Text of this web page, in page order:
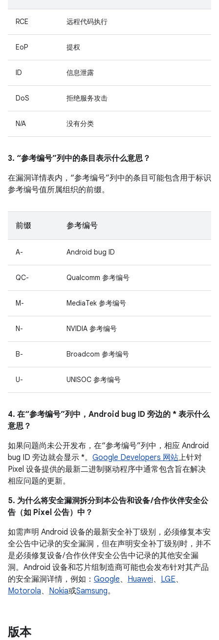
RCE 远程代码执行
EoP 提权
ID 信息泄露
DoS 拒绝服务攻击
N/A 没有分类
3. “参考编号”列中的条目表示什么意思？
在漏洞详情表内，“参考编号”列中的条目可能包含用于标识
参考编号值所属组织的前缀。
前缀 参考编号
A- Android bug ID
QC- Qualcomm 参考编号
M- MediaTek 参考编号
N- NVIDIA 参考编号
B- Broadcom 参考编号
U- UNISOC 参考编号
4. 在“参考编号”列中，Android bug ID 旁边的 * 表示什么
意思？
如果问题尚未公开发布，在“参考编号”列中，相应 Android
bug ID 旁边就会显示 *。 Google Developers 网站上针对
Pixel 设备提供的最新二进制驱动程序中通常包含旨在解决
相应问题的更新。
5. 为什么将安全漏洞拆分到本公告和设备 /合作伙伴安全公
告（如 Pixel 公告）中？
如需声明 Android 设备的最新安全补丁级别，必须修复本安
全公告中记录的安全漏洞，但在声明安全补丁级别时，并不
是必须修复设备/ 合作伙伴安全公告中记录的其他安全漏
洞。Android 设备和芯片组制造商可能也会发布针对其产品
的安全漏洞详情，例如： Google、 Huawei、 LGE、
Motorola、 Nokia或Samsung。
版本